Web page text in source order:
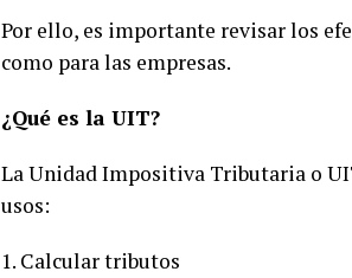
Por ello, es importante revisar los
como para las empresas.
¿Qué es la UIT?
La Unidad Impositiva Tributaria o
usos:
1. Calcular tributos